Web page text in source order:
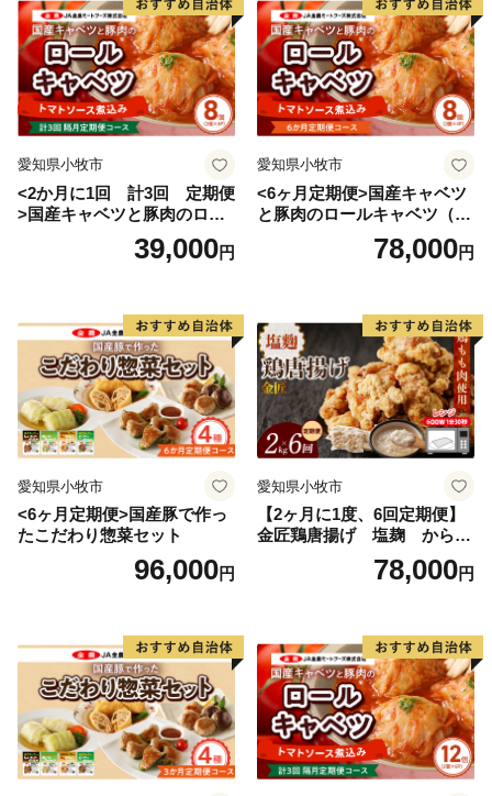
宛先：三木町ふるさと納税ワンストップ受付センター
行
※ワンストップ特例申請受付を外部委託しています。
愛知県小牧市
<2か月に1回 計3回 定期便
>国産キャベツと豚肉のロー
ルキャベツ（4P入り）
39,000円
愛知県小牧市
<6ヶ月定期便>国産キャベツ
と豚肉のロールキャベツ（4P
78,000円
愛知県小牧市
<6ヶ月定期便>国産豚で作っ
たこだわり惣菜セット
96,000円
愛知県小牧市
【2ヶ月に1度、6回定期便】
金匠鶏唐揚げ 塩麹 からあ
78,000円